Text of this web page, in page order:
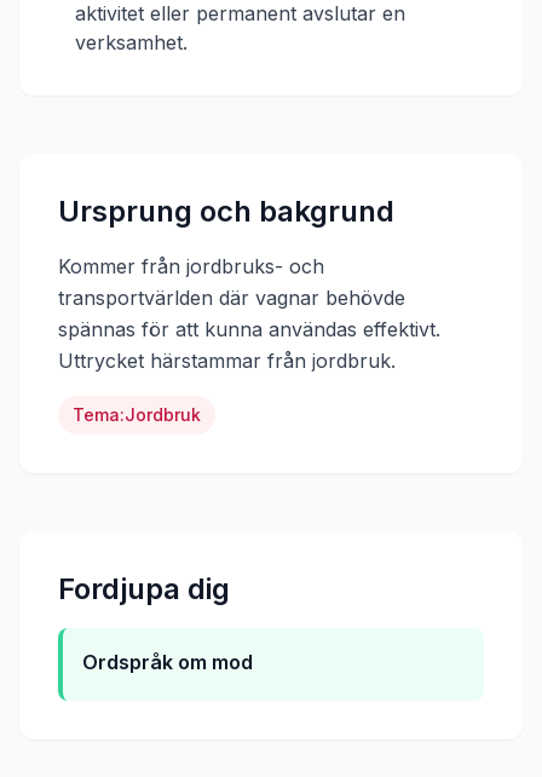
aktivitet eller permanent avslutar en
verksamhet.
Ursprung och bakgrund
Kommer från jordbruks- och
transportvärlden där vagnar behövde
spännas för att kunna användas effektivt.
Uttrycket härstammar från jordbruk.
Tema:Jordbruk
Fordjupa dig
Ordspråk om mod